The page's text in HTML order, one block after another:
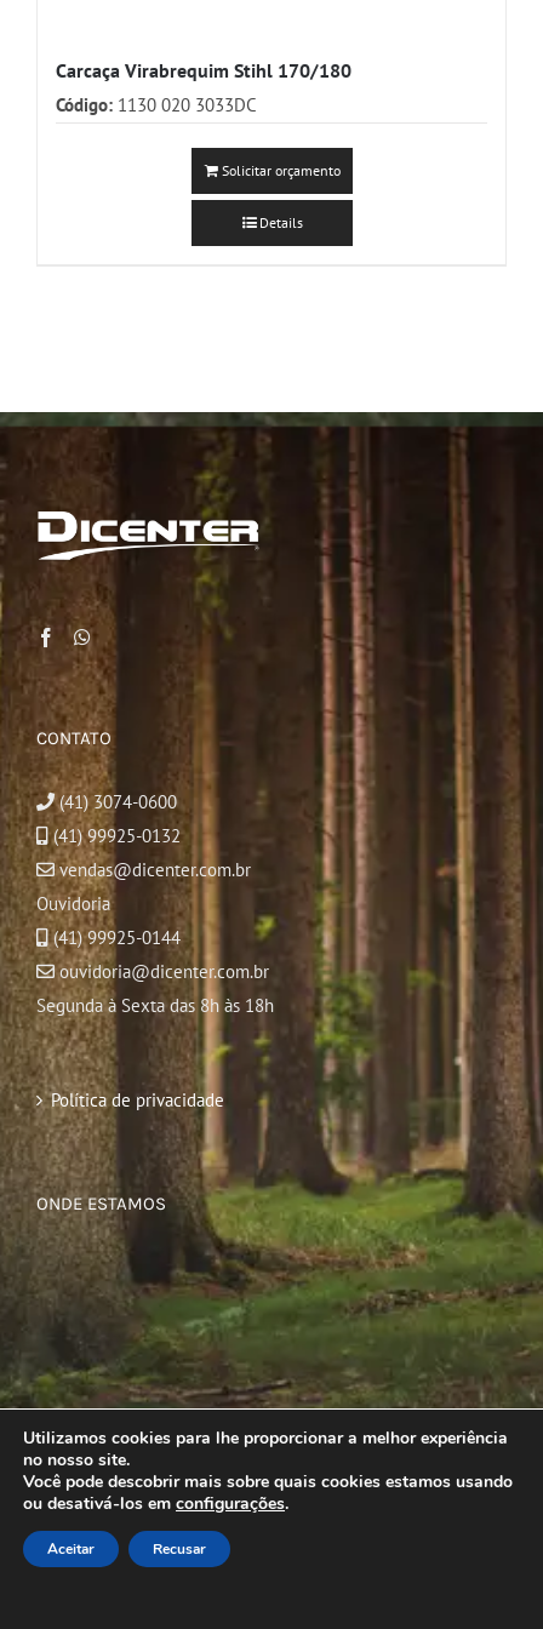
Carcaça Virabrequim Stihl 170/180
Código: 1130 020 3033DC
Solicitar orçamento
Details
CONTATO
(41) 3074-0600
(41) 99925-0132
vendas@dicenter.com.br
Ouvidoria
(41) 99925-0144
ouvidoria@dicenter.com.br
Segunda à Sexta das 8h às 18h
Política de privacidade
ONDE ESTAMOS
Utilizamos cookies para lhe proporcionar a melhor experiência
no nosso site.
Você pode descobrir mais sobre quais cookies estamos usando
ou desativá-los em configurações.
Aceitar Recusar